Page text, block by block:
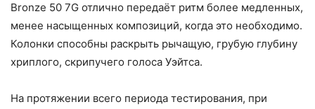
Bronze 50 7G отлично передаёт ритм более медленных,
менее насыщенных композиций, когда это необходимо.
Колонки способны раскрыть рычащую, грубую глубину
хриплого, скрипучего голоса Уэйтса.
На протяжении всего периода тестирования, при